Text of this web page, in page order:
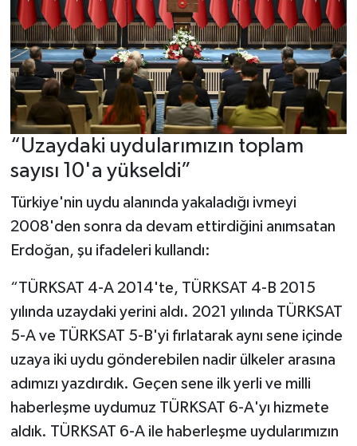
“Uzaydaki uydularımızın toplam
sayısı 10'a yükseldi”
Türkiye'nin uydu alanında yakaladığı ivmeyi
2008'den sonra da devam ettirdiğini anımsatan
Erdoğan, şu ifadeleri kullandı:
“TÜRKSAT 4-A 2014'te, TÜRKSAT 4-B 2015
yılında uzaydaki yerini aldı. 2021 yılında TÜRKSAT
5-A ve TÜRKSAT 5-B'yi fırlatarak aynı sene içinde
uzaya iki uydu gönderebilen nadir ülkeler arasına
adımızı yazdırdık. Geçen sene ilk yerli ve milli
haberleşme uydumuz TÜRKSAT 6-A'yı hizmete
aldık. TÜRKSAT 6-A ile haberleşme uydularımızın